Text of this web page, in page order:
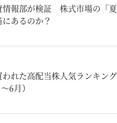
情報部が検証 株式市場の「夏
あるのか？
れた高配当株人気ランキング
6月）